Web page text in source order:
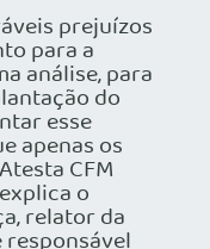
prejuízos
para a
análise, para
do
esse
apenas os
CFM
o
relator da